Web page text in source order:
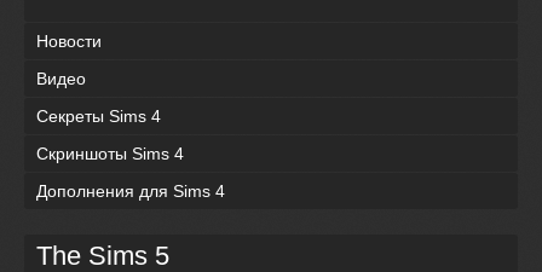
Новости
Видео
Секреты Sims 4
Скриншоты Sims 4
Дополнения для Sims 4
The Sims 5